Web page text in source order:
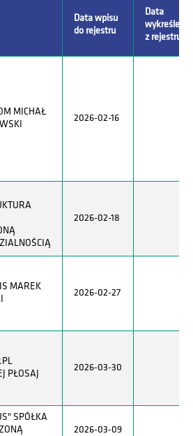
Data wpisu
do rejestru
Data
wykreślenia
z rejestru
MICHAŁ
2026-02-16
2026-02-18
MAREK
2026-02-27
PŁOSAJ
2026-03-30
SPÓŁKA
2026-03-09